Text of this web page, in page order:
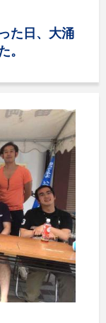
た日、大涌
。